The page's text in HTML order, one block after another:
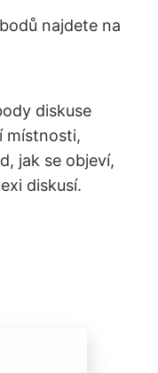
najdete na
diskuse
místnosti,
jak se objeví,
diskusí.